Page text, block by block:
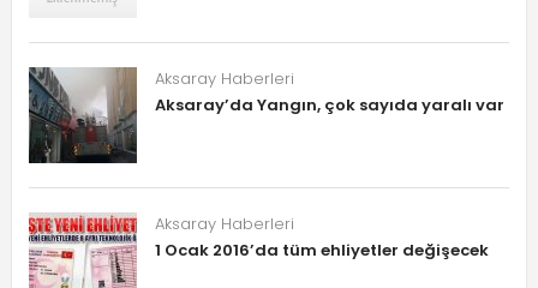
Aksaray Haberleri
Aksaray’da Yangın, çok sayıda yaralı var
Aksaray Haberleri
1 Ocak 2016’da tüm ehliyetler değişecek